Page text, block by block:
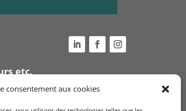
consentement aux cookies
etc. Voir nosconditions
générales de ventes